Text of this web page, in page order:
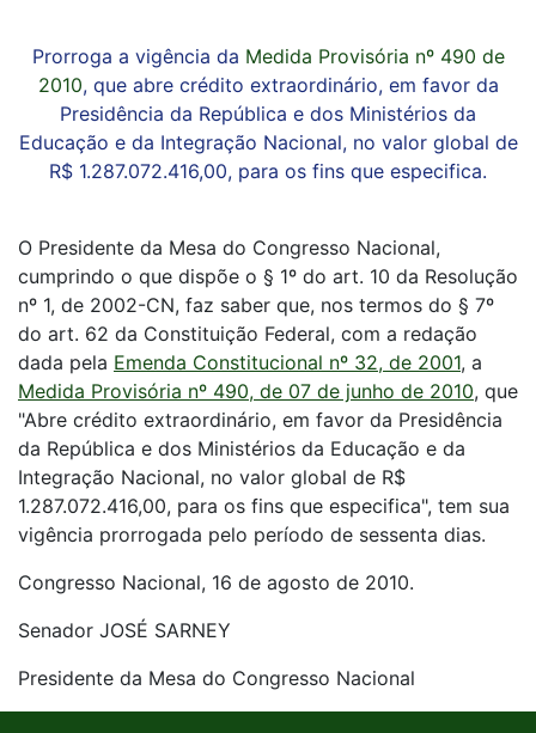
Prorroga a vigência da Medida Provisória nº 490 de
2010, que abre crédito extraordinário, em favor da
Presidência da República e dos Ministérios da
Educação e da Integração Nacional, no valor global de
R$ 1.287.072.416,00, para os fins que especifica.
O Presidente da Mesa do Congresso Nacional,
cumprindo o que dispõe o § 1º do art. 10 da Resolução
nº 1, de 2002-CN, faz saber que, nos termos do § 7º
do art. 62 da Constituição Federal, com a redação
dada pela Emenda Constitucional nº 32, de 2001, a
Medida Provisória nº 490, de 07 de junho de 2010, que
"Abre crédito extraordinário, em favor da Presidência
da República e dos Ministérios da Educação e da
Integração Nacional, no valor global de R$
1.287.072.416,00, para os fins que especifica", tem sua
vigência prorrogada pelo período de sessenta dias.
Congresso Nacional, 16 de agosto de 2010.
Senador JOSÉ SARNEY
Presidente da Mesa do Congresso Nacional